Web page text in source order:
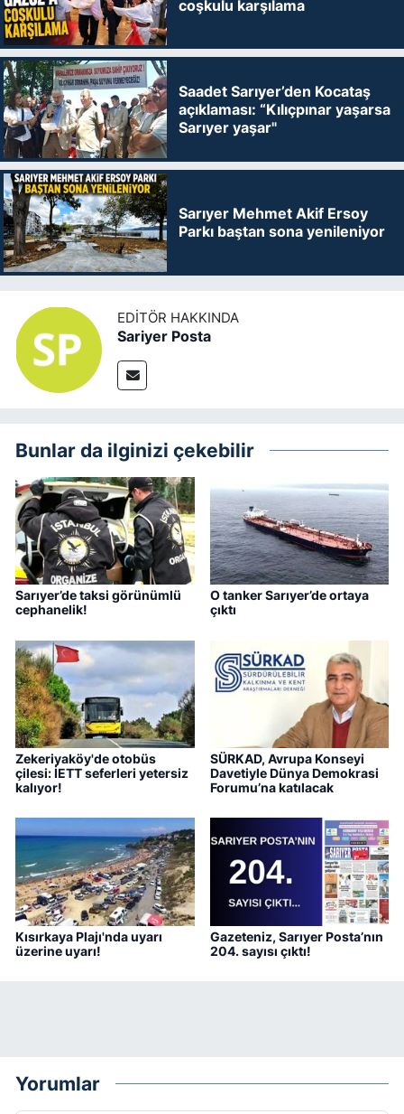
coşkulu karşılama
Saadet Sarıyer’den Kocataş
açıklaması: “Kılıçpınar yaşarsa
Sarıyer yaşar"
Sarıyer Mehmet Akif Ersoy
Parkı baştan sona yenileniyor
EDITÖR HAKKINDA
Sariyer Posta
Bunlar da ilginizi çekebilir
Sarıyer’de taksi görünümlü
cephanelik!
O tanker Sarıyer’de ortaya
çıktı
Zekeriyaköy'de otobüs
çilesi: İETT seferleri yetersiz
kalıyor!
SÜRKAD, Avrupa Konseyi
Davetiyle Dünya Demokrasi
Forumu’na katılacak
Kısırkaya Plajı'nda uyarı
üzerine uyarı!
Gazeteniz, Sarıyer Posta’nın
204. sayısı çıktı!
Yorumlar